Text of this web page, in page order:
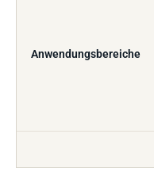
Anwendungsbereiche